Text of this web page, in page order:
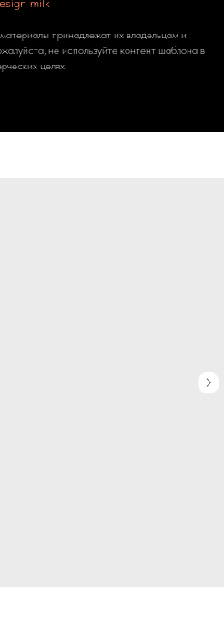
принадлежат их владельцам и
не используйте контент шаблона в
целях.